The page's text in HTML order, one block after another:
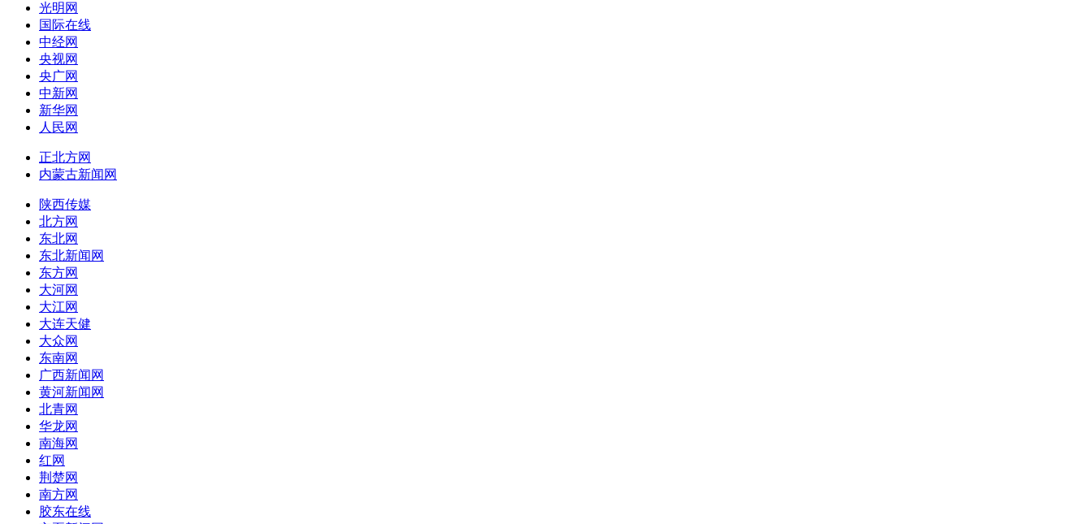
光明网
国际在线
中经网
央视网
央广网
中新网
新华网
人民网
正北方网
内蒙古新闻网
陕西传媒
北方网
东北网
东北新闻网
东方网
大河网
大江网
大连天健
大众网
东南网
广西新闻网
黄河新闻网
北青网
华龙网
南海网
红网
荆楚网
南方网
胶东在线